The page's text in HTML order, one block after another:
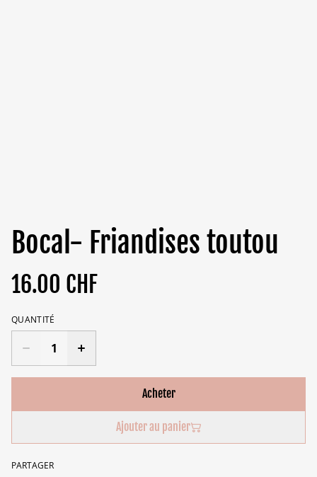
Bocal- Friandises toutou
16.00 CHF
QUANTITÉ
Acheter
Ajouter au panier
PARTAGER